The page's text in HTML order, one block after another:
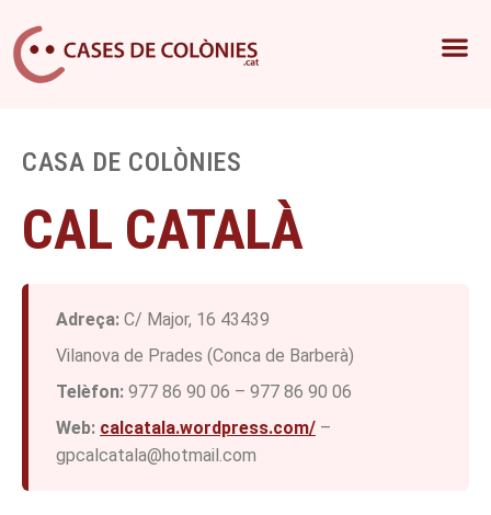
CASA DE COLÒNIES
CAL CATALÀ
Adreça: C/ Major, 16 43439
Vilanova de Prades (Conca de Barberà)
Telèfon: 977 86 90 06 – 977 86 90 06
Web: calcatala.wordpress.com/ –
gpcalcatala@hotmail.com